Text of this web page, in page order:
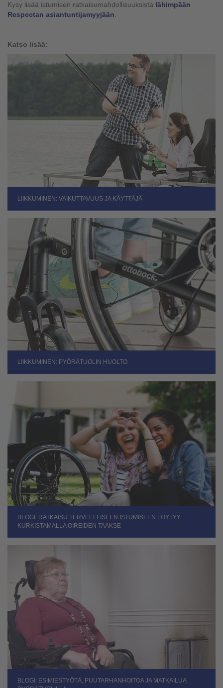
Kysy lisää istumisen ratkaisumahdollisuuksista lähimpään
Respectan asiantuntijamyyjään
Katso lisää:
LIIKKUMINEN: VAIKUTTAVUUS JA KÄYTTÄJÄ
LIIKKUMINEN: PYÖRÄTUOLIN HUOLTO
BLOGI: RATKAISU TERVEELLISEEN ISTUMISEEN LÖYTYY
KURKISTAMALLA OIREIDEN TAAKSE
BLOGI: ESIMIESTYÖTÄ, PUUTARHANHOITOA JA MATKAILUA